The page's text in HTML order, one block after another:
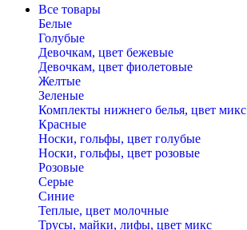
Все товары
Белые
Голубые
Девочкам, цвет бежевые
Девочкам, цвет фиолетовые
Желтые
Зеленые
Комплекты нижнего белья, цвет микс
Красные
Носки, гольфы, цвет голубые
Носки, гольфы, цвет розовые
Розовые
Серые
Синие
Теплые, цвет молочные
Трусы, майки, лифы, цвет микс